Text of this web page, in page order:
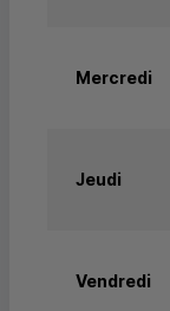
Mercredi
Jeudi
Vendredi